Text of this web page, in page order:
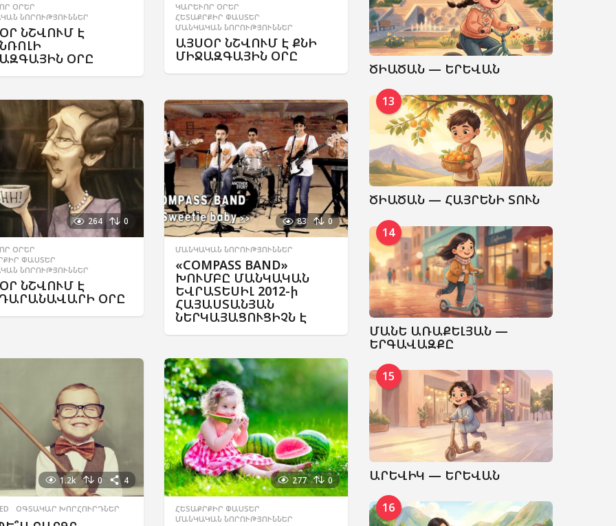
ՕՐԵՐ
ՆՈՐՈՒԹՅՈՒՆՆԵՐ
ՆՇՎՈՒՄ Է
ՕՐԸ
ԿԱՐԵՒՈՐ ՕՐԵՐ
ՀԵՏԱՔՐՔԻՐ ՓԱՍՏԵՐ
ՄԱՆԿԱԿԱՆ ՆՈՐՈՒԹՅՈՒՆՆԵՐ
ԱՅՍՕՐ ՆՇՎՈՒՄ Է ՔՆԻ
ՄԻՋԱԶԳԱՅԻՆ ՕՐԸ
264 0
ՕՐԵՐ
ՓԱՍՏԵՐ
ՆՈՐՈՒԹՅՈՒՆՆԵՐ
ՆՇՎՈՒՄ Է
ՕՐԸ
83 0
ՄԱՆԿԱԿԱՆ ՆՈՐՈՒԹՅՈՒՆՆԵՐ
«COMPASS BAND»
ԽՈՒՄԲԸ ՄԱՆԿԱԿԱՆ
ԵՎՐԱՏԵՍԻԼ 2012-ի
ՀԱՅԱՍՏԱՆՅԱՆ
ՆԵՐԿԱՅԱՑՈՒՑԻՉՆ Է
1.2k 0 4
,ՕԳՏԱԿԱՐ ԽՈՐՀՈՒՐԴՆԵՐ
277 0
ՀԵՏԱՔՐՔԻՐ ՓԱՍՏԵՐ
ՄԱՆԿԱԿԱՆ ՆՈՐՈՒԹՅՈՒՆՆԵՐ
ԾԻԱԾԱՆ — ԵՐԵՎԱՆ
13
ԾԻԱԾԱՆ — ՀԱՅՐԵՆԻ ՏՈՒՆ
14
ՄԱՆԵ ԱՌԱՔԵԼՅԱՆ —
ԵՐԳԱՎԱԶՔԸ
15
ԱՐԵՎԻԿ — ԵՐԵՎԱՆ
16